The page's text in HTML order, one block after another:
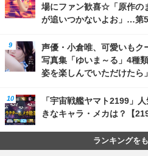
場にファン歓喜☆「原作の
が追いつかないよお」…第
声優・小倉唯、可愛いも
写真集「ゆいま～る」4種
姿を楽しんでいただけたら」
「宇宙戦艦ヤマト2199」
きなキャラ・メカは？【
ランキングを